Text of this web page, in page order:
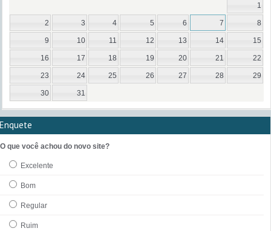
1
2 3 4 5 6 7 8
9 10 11 12 13 14 15
16 17 18 19 20 21 22
23 24 25 26 27 28 29
30 31
Enquete
O que você achou do novo site?
Excelente
Bom
Regular
Ruim